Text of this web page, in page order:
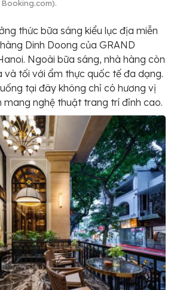
thức bữa sáng kiểu lục địa miễn
Dinh Doong của GRAND
Ngoài bữa sáng, nhà hàng còn
và tối với ẩm thực quốc tế đa dạng.
tại đây không chỉ có hương vị
mang nghệ thuật trang trí đỉnh cao.